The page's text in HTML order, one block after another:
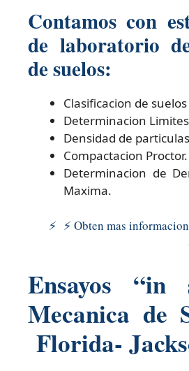
Contamos con
de laboratorio
de suelos:
Clasificacion de suelos
Determinacion Limites
Densidad de
Compactacion Proctor.
Determinacion de
Maxima.
⚡ ⚡ Obten mas
Ensayos “in
Mecanica de
Florida-